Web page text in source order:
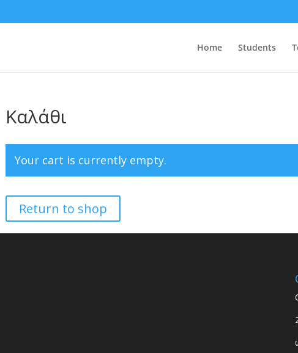
Home Students
Καλάθι
Your cart is currently empty.
Return to shop